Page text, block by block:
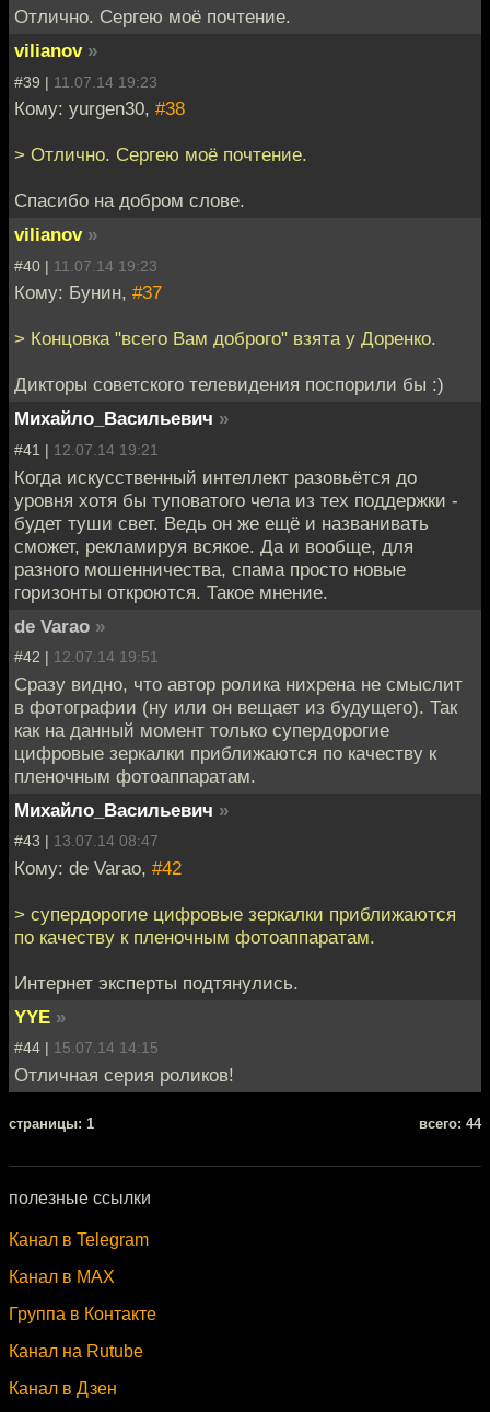
Отлично. Сергею моё почтение.
vilianov »
#39 | 11.07.14 19:23
Кому: yurgen30, #38
> Отлично. Сергею моё почтение.
Спасибо на добром слове.
vilianov »
#40 | 11.07.14 19:23
Кому: Бунин, #37
> Концовка "всего Вам доброго" взята у Доренко.
Дикторы советского телевидения поспорили бы :)
Михайло_Васильевич »
#41 | 12.07.14 19:21
Когда искусственный интеллект разовьётся до
уровня хотя бы туповатого чела из тех поддержки -
будет туши свет. Ведь он же ещё и названивать
сможет, рекламируя всякое. Да и вообще, для
разного мошенничества, спама просто новые
горизонты откроются. Такое мнение.
de Varao »
#42 | 12.07.14 19:51
Сразу видно, что автор ролика нихрена не смыслит
в фотографии (ну или он вещает из будущего). Так
как на данный момент только супердорогие
цифровые зеркалки приближаются по качеству к
пленочным фотоаппаратам.
Михайло_Васильевич »
#43 | 13.07.14 08:47
Кому: de Varao, #42
> супердорогие цифровые зеркалки приближаются
по качеству к пленочным фотоаппаратам.
Интернет эксперты подтянулись.
YYE »
#44 | 15.07.14 14:15
Отличная серия роликов!
cтраницы: 1 всего: 44
полезные ссылки
Канал в Telegram
Канал в MAX
Группа в Контакте
Канал на Rutube
Канал в Дзен